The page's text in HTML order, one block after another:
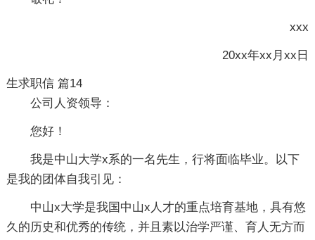
xxx
20xx年xx月xx日
生求职信 篇14
公司人资领导：
您好！
我是中山大学x系的一名先生，行将面临毕业。以下
是我的团体自我引见：
中山x大学是我国中山x人才的重点培育基地，具有悠
久的历史和优秀的传统，并且素以治学严谨、育人无方而